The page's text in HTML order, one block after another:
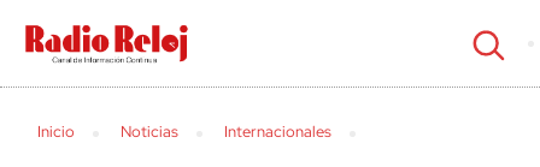
cerrar
Inicio Noticias Internacionales